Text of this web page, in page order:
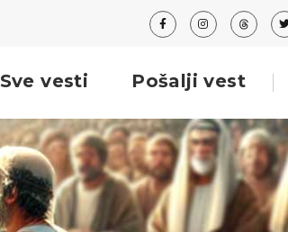
Sve vesti Pošalji vest